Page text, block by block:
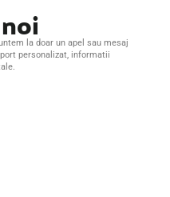
la doar un apel sau mesaj
personalizat, informatii